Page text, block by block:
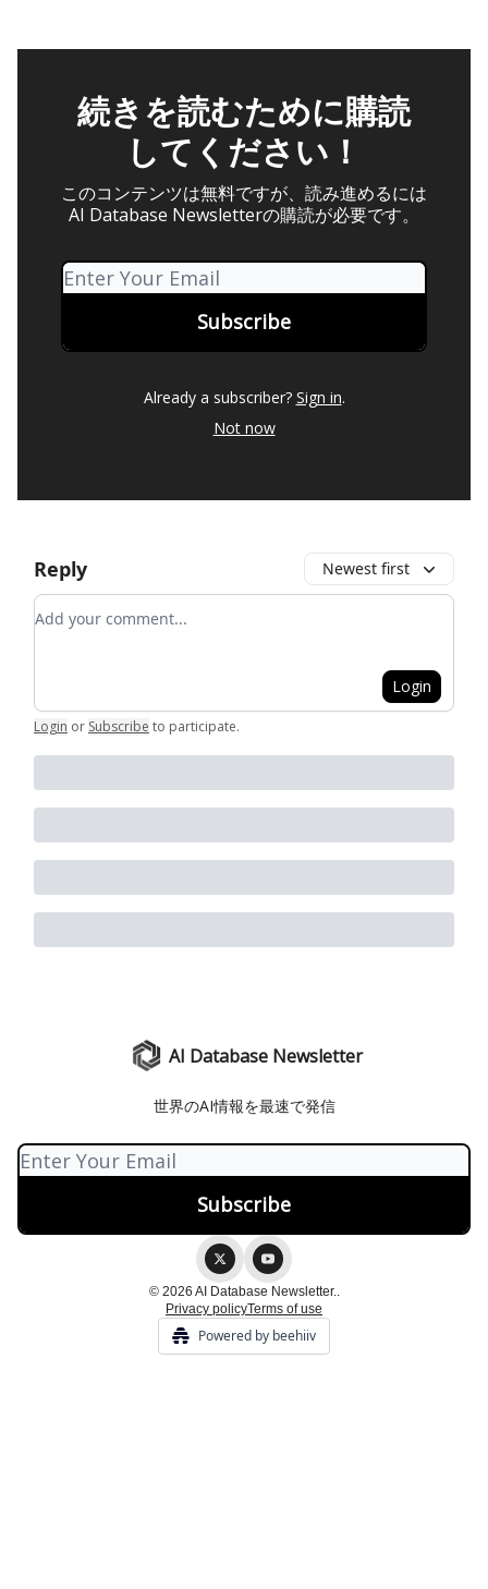
続きを読むために購読
してください！
このコンテンツは無料ですが、読み進めるには
AI Database Newsletterの購読が必要です。
Already a subscriber? Sign in.
Not now
Reply Newest first
Add your comment
Login
Login or Subscribe to participate.
AI Database Newsletter
世界のAI情報を最速で発信
© 2026 AI Database Newsletter..
Privacy policyTerms of use
Powered by beehiiv